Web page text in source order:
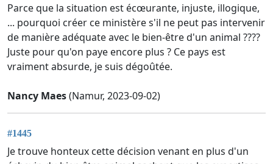
Parce que la situation est écœurante, injuste, illogique,
... pourquoi créer ce ministère s'il ne peut pas intervenir
de manière adéquate avec le bien-être d'un animal ????
Juste pour qu'on paye encore plus ? Ce pays est
vraiment absurde, je suis dégoûtée.
Nancy Maes(Namur, 2023-09-02)
#1445
Je trouve honteux cette décision venant en plus d'un